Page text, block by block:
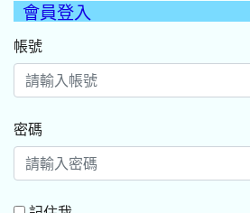
會員登入
帳號
密碼